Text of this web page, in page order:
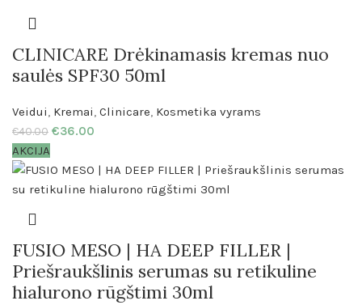
CLINICARE Drėkinamasis kremas nuo
saulės SPF30 50ml
Veidui, Kremai, Clinicare, Kosmetika vyrams
€40.00 €36.00
AKCIJA
FUSIO MESO | HA DEEP FILLER |
Priešraukšlinis serumas su retikuline
hialurono rūgštimi 30ml